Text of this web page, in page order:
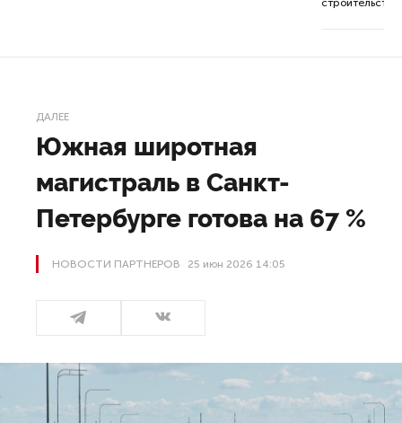
ДАЛЕЕ
Южная широтная
магистраль в Санкт-
Петербурге готова на 67 %
НОВОСТИ ПАРТНЕРОВ 25 июн 2026 14:05